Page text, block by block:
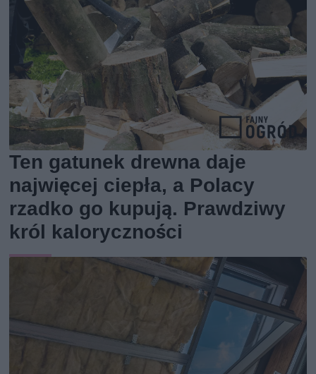
Ten gatunek drewna daje
najwięcej ciepła, a Polacy
rzadko go kupują. Prawdziwy
król kaloryczności